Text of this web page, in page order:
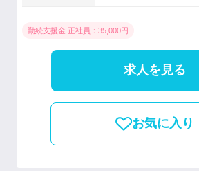
勤続支援金 正社員：35,000円
求人を見る
お気に入り